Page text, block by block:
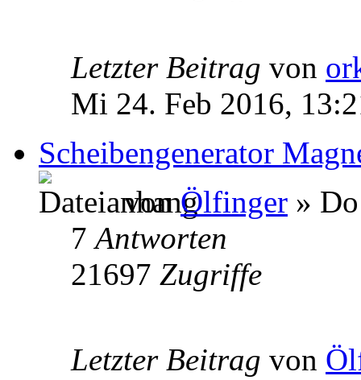
Letzter Beitrag von
Mi 24. Feb 2016,
Scheibengenerator
vonÖlfinger »
7Antworten
21697 Zugriffe
Letzter Beitrag von